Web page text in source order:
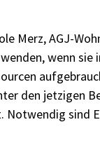
Merz, AGJ-
wenn sie
den jetzigen
Notwendig sind